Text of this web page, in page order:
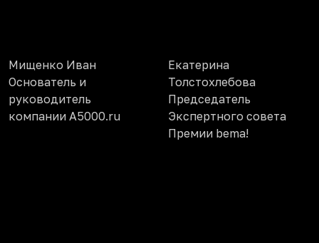
Мищенко Иван
Основатель и
руководитель
компании A5000.ru
Екатерина
Толстохлебова
Председатель
Экспертного совета
Премии bema!